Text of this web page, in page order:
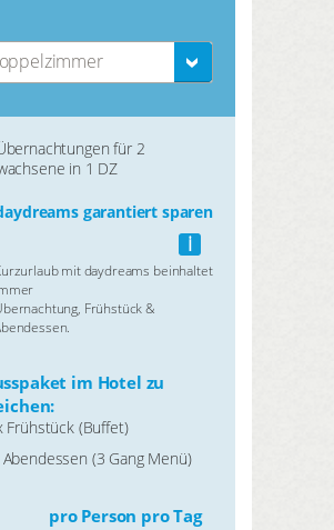
für 2
in 1 DZ
garantiert sparen
i
mit daydreams beinhaltet
Frühstück &
im Hotel zu
Frühstück (Buffet)
(3 Gang Menü)
pro Person pro Tag